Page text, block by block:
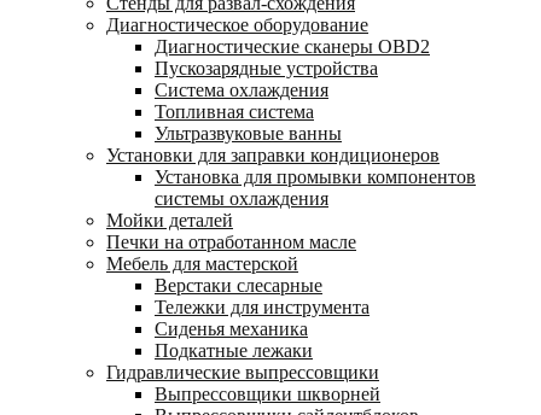
Диагностическое оборудование
Диагностические сканеры OBD2
Пускозарядные устройства
Система охлаждения
Топливная система
Ультразвуковые ванны
Установки для заправки кондиционеров
Установка для промывки компонентов
системы охлаждения
Мойки деталей
Печки на отработанном масле
Мебель для мастерской
Верстаки слесарные
Тележки для инструмента
Сиденья механика
Подкатные лежаки
Гидравлические выпрессовщики
Выпрессовщики шкворней